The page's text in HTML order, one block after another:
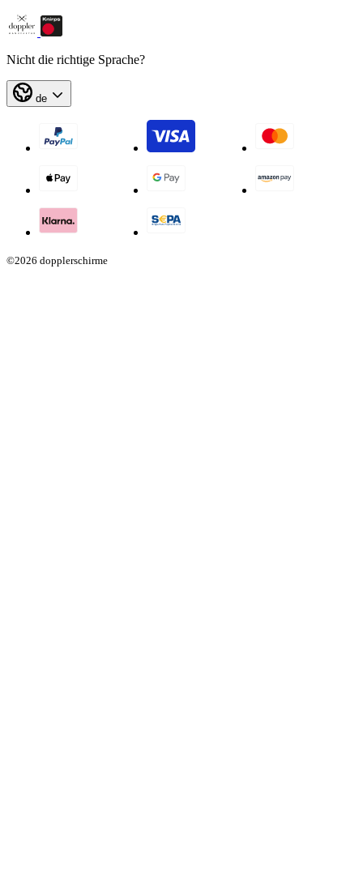
Nicht die richtige Sprache?
de
©2026 dopplerschirme